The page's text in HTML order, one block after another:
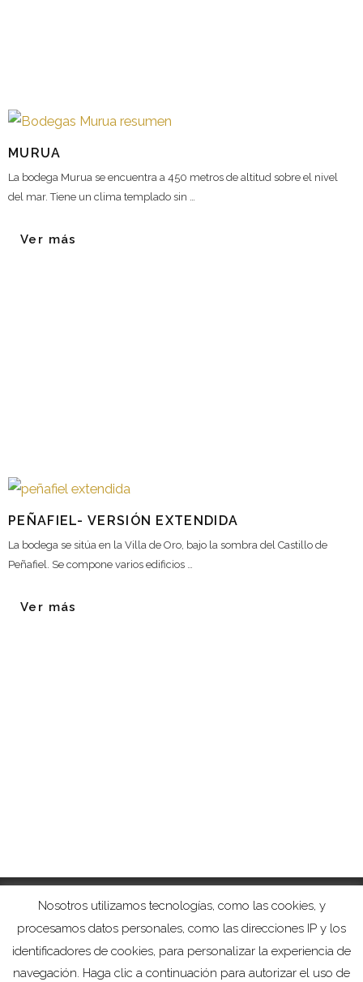
MURUA
La bodega Murua se encuentra a 450 metros de altitud sobre el nivel
del mar. Tiene un clima templado sin …
Ver más
PEÑAFIEL- VERSIÓN EXTENDIDA
La bodega se sitúa en la Villa de Oro, bajo la sombra del Castillo de
Peñafiel. Se compone varios edificios …
Ver más
Nosotros utilizamos tecnologías, como las cookies, y
procesamos datos personales, como las direcciones IP y los
identificadores de cookies, para personalizar la experiencia de
navegación. Haga clic a continuación para autorizar el uso de